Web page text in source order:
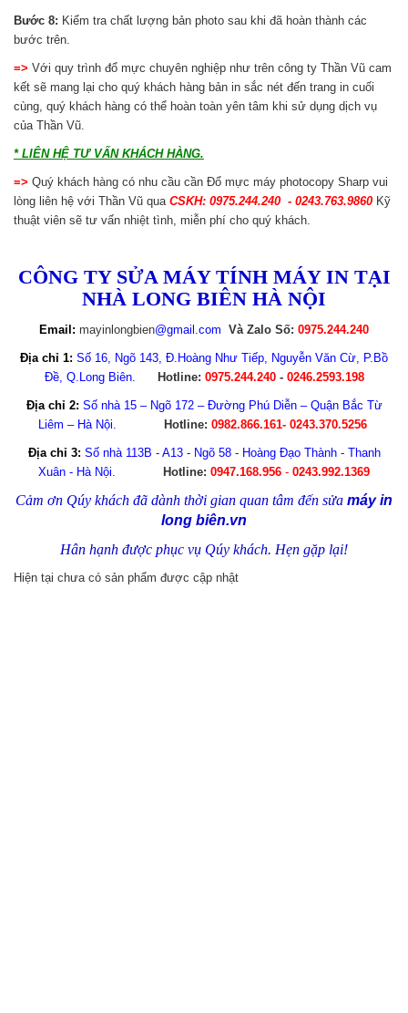
Bước 8: Kiểm tra chất lượng bản photo sau khi đã hoàn thành các
bước trên.
=> Với quy trình đổ mực chuyên nghiệp như trên công ty Thần Vũ cam
kết sẽ mang lại cho quý khách hàng bản in sắc nét đến trang in cuối
cùng, quý khách hàng có thể hoàn toàn yên tâm khi sử dụng dịch vụ
của Thần Vũ.
* LIÊN HỆ TƯ VẤN KHÁCH HÀNG.
=> Quý khách hàng có nhu cầu cần Đổ mực máy photocopy Sharp vui
lòng liên hệ với Thần Vũ qua CSKH: 0975.244.240 - 0243.763.9860 Kỹ
thuật viên sẽ tư vấn nhiệt tình, miễn phí cho quý khách.
CÔNG TY SỬA MÁY TÍNH MÁY IN TẠI
NHÀ LONG BIÊN HÀ NỘI
Email: mayinlongbien@gmail.com Và Zalo Số: 0975.244.240
Địa chỉ 1: Số 16, Ngõ 143, Đ.Hoàng Như Tiếp, Nguyễn Văn Cừ, P.Bồ
Đề, Q.Long Biên.
Hotline: 0975.244.240- 0246.2593.198
Địa chỉ 2: Số nhà 15 – Ngõ 172 – Đường Phú Diễn – Quận Bắc Từ
Liêm – Hà Nội.
Hotline: 0982.866.161- 0243.370.5256
Địa chỉ 3: Số nhà 113B - A13 - Ngõ 58 - Hoàng Đạo Thành - Thanh
Xuân - Hà Nội.
Hotline: 0947.168.956 - 0243.992.1369
Cảm ơn Qúy khách đã dành thời gian quan tâm đến sửa máy in
long biên.vn
Hân hạnh được phục vụ Qúy khách. Hẹn gặp lại!
Hiện tại chưa có sản phẩm được cập nhật